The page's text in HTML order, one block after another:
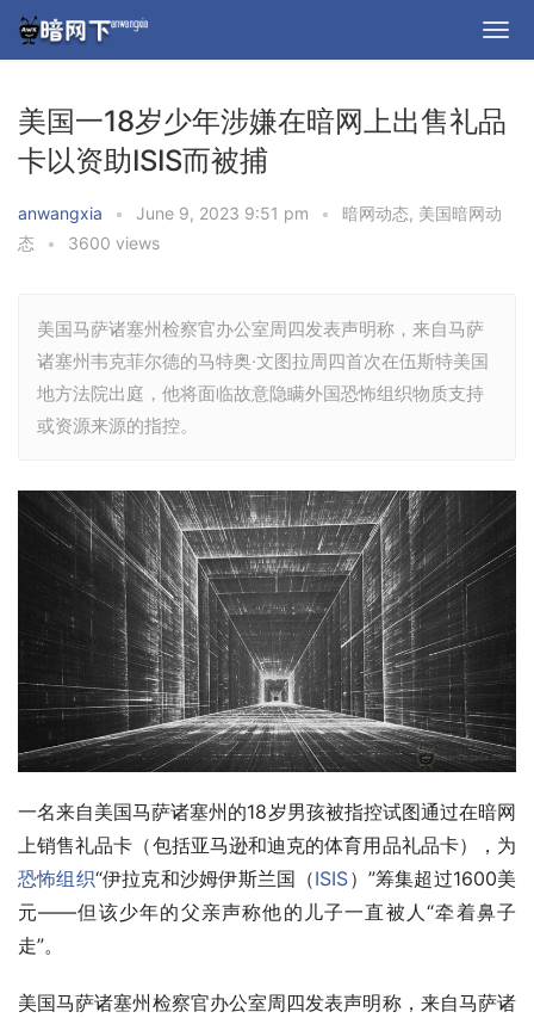
美国一18岁少年涉嫌在暗网上出售礼品
卡以资助ISIS而被捕
anwangxia • June 9, 2023 9:51 pm • 暗网动态, 美国暗网动
态
• 3600 views
美国马萨诸塞州检察官办公室周四发表声明称，来自马萨
诸塞州韦克菲尔德的马特奥·文图拉周四首次在伍斯特美国
地方法院出庭，他将面临故意隐瞒外国恐怖组织物质支持
或资源来源的指控。
一名来自美国马萨诸塞州的18岁男孩被指控试图通过在暗网
上销售礼品卡（包括亚马逊和迪克的体育用品礼品卡），为
恐怖组织“伊拉克和沙姆伊斯兰国（ISIS）”筹集超过1600美
元——但该少年的父亲声称他的儿子一直被人“牵着鼻子
走”。
美国马萨诸塞州检察官办公室周四发表声明称，来自马萨诸